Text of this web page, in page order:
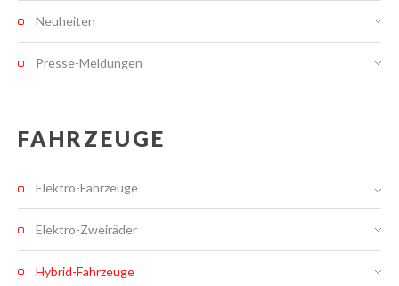
Neuheiten
Presse-Meldungen
FAHRZEUGE
Elektro-Fahrzeuge
Elektro-Zweiräder
Hybrid-Fahrzeuge